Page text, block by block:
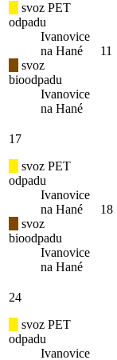
svoz PET
odpadu
Ivanovice
na Hané
svoz
bioodpadu
Ivanovice
na Hané
11
17
svoz PET
odpadu
Ivanovice
na Hané
svoz
bioodpadu
Ivanovice
na Hané
18
24
svoz PET
odpadu
Ivanovice